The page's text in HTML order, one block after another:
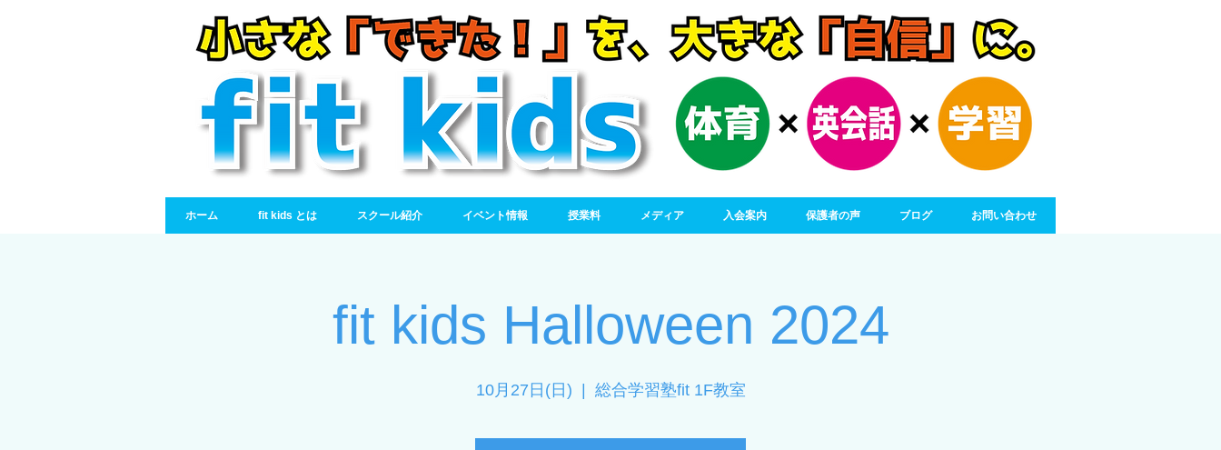
ホーム fit kids とは スクール紹介 イベント情報 授業料 メディア 入会案内 保護者の声 ブログ お問い合わせ
fit kids Halloween 2024
10月27日(日) 総合学習塾fit 1F教室